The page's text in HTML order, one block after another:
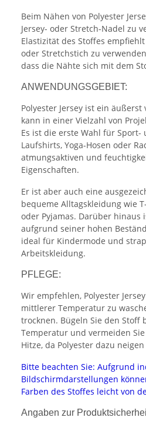
Beim Nähen von Polyester
Jersey- oder Stretch-Nadel zu
Elastizität des Stoffes
oder Stretchstich zu
dass die Nähte sich mit dem
ANWENDUNGSGEBIET:
Polyester Jersey ist ein
kann in einer Vielzahl von
Es ist die erste Wahl für
Laufshirts, Yoga-Hosen oder
atmungsaktiven und
Eigenschaften.
Er ist aber auch eine
bequeme Alltagskleidung wie
oder Pyjamas. Darüber hinaus
aufgrund seiner hohen
ideal für Kindermode und
Arbeitskleidung.
PFLEGE:
Wir empfehlen, Polyester
mittlerer Temperatur zu
trocknen. Bügeln Sie den Stoff
Temperatur und vermeiden
Hitze, da Polyester dazu
Bitte beachten Sie: Aufgrund
Bildschirmdarstellungen
Farben des Stoffes leicht von
Angaben zur